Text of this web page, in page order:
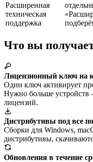
Расширенная
техническая
поддержка
Что вы
Лицензионный ключ на
Один ключ активирует
Нужно больше устройств
лицензий.
Дистрибутивы под все
Сборки для Windows,
дистрибутивы,
Обновления в течение